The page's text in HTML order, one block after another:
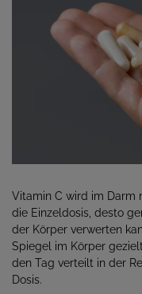
Vitamin C wird im Darm
die Einzeldosis, desto
der Körper verwerten
Spiegel im Körper
den Tag verteilt in der
Dosis.